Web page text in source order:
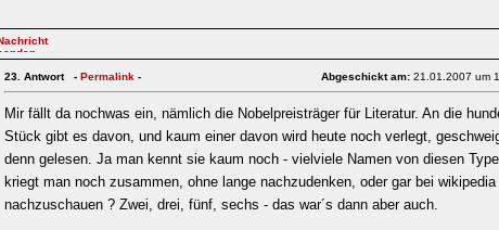
23. Antwort - Permalink - Abgeschickt am: 21.01.2007 um
Mir fällt da nochwas ein, nämlich die Nobelpreisträger für Literatur. An die
Stück gibt es davon, und kaum einer davon wird heute noch verlegt,
denn gelesen. Ja man kennt sie kaum noch - vielviele Namen von diesen
kriegt man noch zusammen, ohne lange nachzudenken, oder gar bei wikipedia
nachzuschauen ? Zwei, drei, fünf, sechs - das war´s dann aber auch.